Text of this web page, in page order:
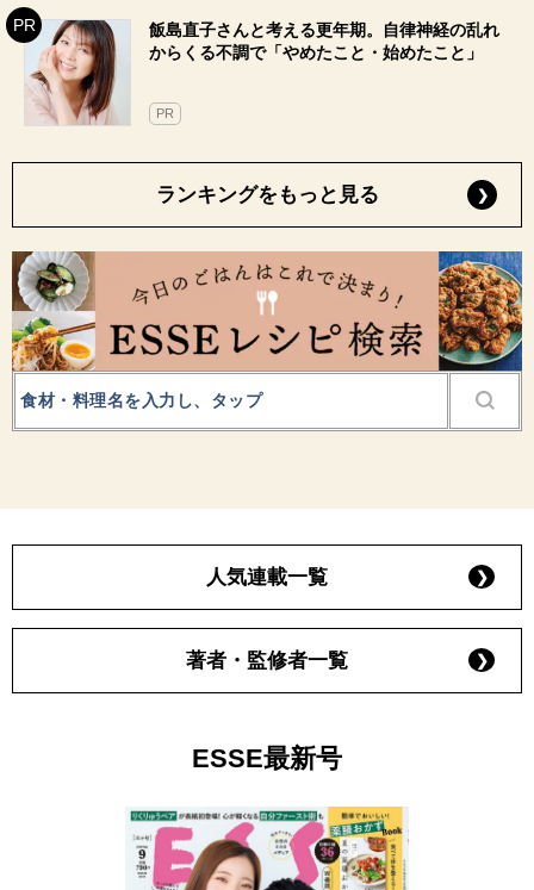
飯島直子さんと考える更年期。自律神経の乱れ
からくる不調で「やめたこと・始めたこと」
PR
ランキングをもっと見る
人気連載一覧
著者・監修者一覧
ESSE最新号